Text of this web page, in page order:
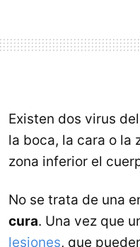
Existen dos virus
la boca, la cara o la
zona inferior el
No se trata de una
cura. Una vez que
lesiones, que